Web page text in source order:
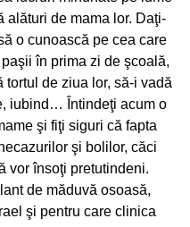
alături de mama lor. Daţi-
o cunoască pe cea care
în prima zi de şcoală,
de ziua lor, să-i vadă
iubind… Întindeţi acum o
şi fiţi siguri că fapta
şi bolilor, căci
vor însoţi pretutindeni.
de măduvă osoasă,
şi pentru care clinica